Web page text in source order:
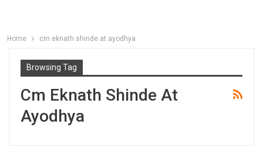
Home cm eknath shinde at ayodhya
Browsing Tag
Cm Eknath Shinde At
Ayodhya